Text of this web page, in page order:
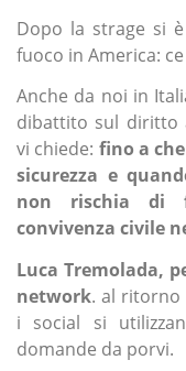
Dopo la strage si
fuoco in America:
Anche da noi in
dibattito sul diritto
vi chiede: fino a
sicurezza e
non rischia di
convivenza civile
Luca Tremolada,
network. al ritorno
i social si
domande da porvi.